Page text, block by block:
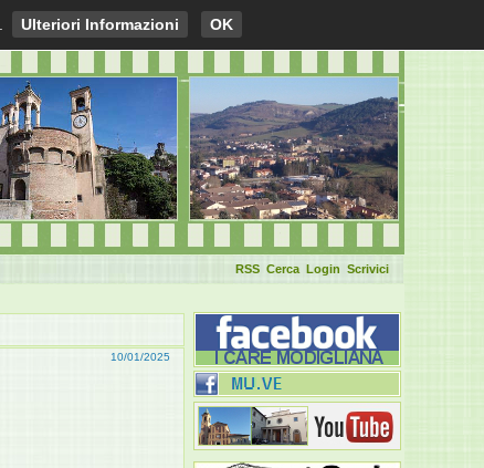
Scrivici
Login
Cerca
RSS
10/01/2025
Ulteriori Informazioni OK